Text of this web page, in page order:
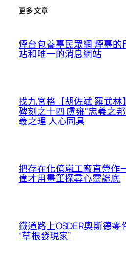
更多文章
煙台包養臺民眾網 煙臺的
站和唯一的消息網站
找九宮格【胡佐斌 羅武林
碑刻之十四 盧雍"忠義之
義之理 人心同具
把存在化億嵐工廠直營作
偉才用畫筆探尋心靈謎底
鐵道路上OSDER奧斯德零
“草根發現家”